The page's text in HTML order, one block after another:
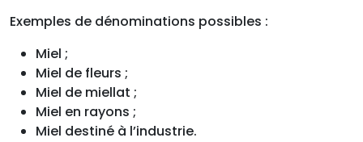
Exemples de dénominations possibles :
Miel ;
Miel de fleurs ;
Miel de miellat ;
Miel en rayons ;
Miel destiné à l’industrie.